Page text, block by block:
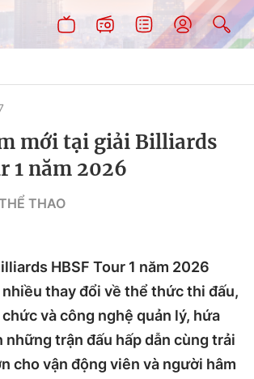
mới tại giải Billiards
1 năm 2026
THAO
HBSF Tour 1 năm 2026
thay đổi về thể thức thi đấu,
và công nghệ quản lý, hứa
những trận đấu hấp dẫn cùng trải
cho vận động viên và người hâm